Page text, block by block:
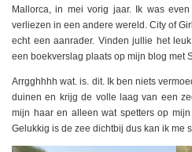
Mallorca, in mei vorig jaar. Ik was
verliezen in een andere wereld. City of
echt een aanrader. Vinden jullie het
een boekverslag plaats op mijn blog met
Arrgghhhh wat. is. dit. Ik ben niets
duinen en krijg de volle laag van een
mijn haar en alleen wat spetters op
Gelukkig is de zee dichtbij dus kan ik me